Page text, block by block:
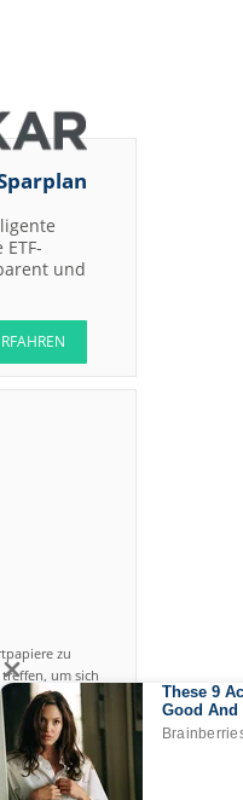
und
zu
um sich
einfach ist und
hohe Risiko
by CySEC